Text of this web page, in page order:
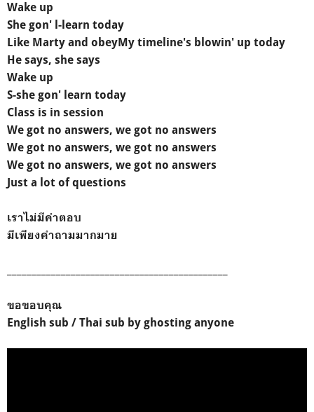
Wake up
She gon' l-learn today
Like Marty and obeyMy timeline's blowin' up today
He says, she says
Wake up
S-she gon' learn today
Class is in session
We got no answers, we got no answers
We got no answers, we got no answers
We got no answers, we got no answers
Just a lot of questions
เราไม่มีคำตอบ
มีเพียงคำถามมากมาย
ขอขอบคุณ
English sub / Thai sub by ghosting anyone